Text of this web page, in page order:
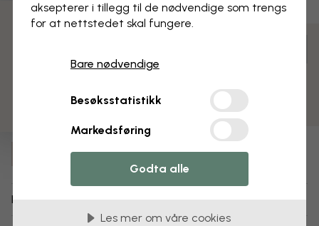
Amerikanske bilskilt
Ferdig montert og klar til oppheng
Fargeekte farger
Varenummer:
Levering og retur
aksepterer i tillegg til de nødvendige som trengs
for at nettstedet skal fungere.
Bare nødvendige
Besøksstatistikk
Markedsføring
Godta alle
Les mer om våre cookies